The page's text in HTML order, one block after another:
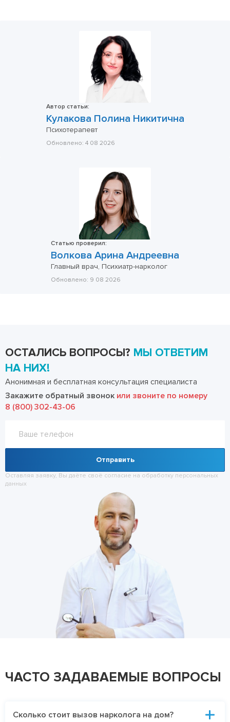
Автор статьи:
Кулакова Полина Никитична
Психотерапевт
Обновлено: 4 08 2026
Статью проверил:
Волкова Арина Андреевна
Главный врач, Психиатр-нарколог
Обновлено: 9 08 2026
ОСТАЛИСЬ ВОПРОСЫ? МЫ ОТВЕТИМ
НА НИХ!
Анонимная и бесплатная консультация специалиста
Закажите обратный звонок или звоните по номеру
8 (800) 302-43-06
Отправить
Оставляя заявку, Вы даёте своё согласие на обработку персональных
данных
ЧАСТО ЗАДАВАЕМЫЕ ВОПРОСЫ
Сколько стоит вызов нарколога на дом?